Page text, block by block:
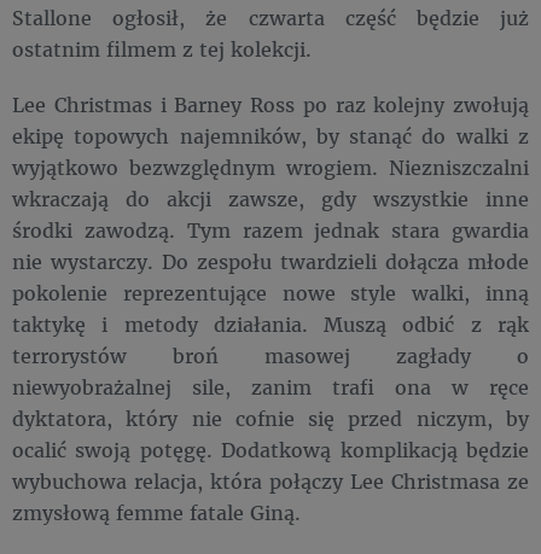
Stallone ogłosił, że czwarta część będzie już
ostatnim filmem z tej kolekcji.
Lee Christmas i Barney Ross po raz kolejny zwołują
ekipę topowych najemników, by stanąć do walki z
wyjątkowo bezwzględnym wrogiem. Niezniszczalni
wkraczają do akcji zawsze, gdy wszystkie inne
środki zawodzą. Tym razem jednak stara gwardia
nie wystarczy. Do zespołu twardzieli dołącza młode
pokolenie reprezentujące nowe style walki, inną
taktykę i metody działania. Muszą odbić z rąk
terrorystów broń masowej zagłady o
niewyobrażalnej sile, zanim trafi ona w ręce
dyktatora, który nie cofnie się przed niczym, by
ocalić swoją potęgę. Dodatkową komplikacją będzie
wybuchowa relacja, która połączy Lee Christmasa ze
zmysłową femme fatale Giną.